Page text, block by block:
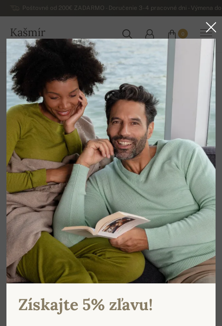
Poštovné od 200€ ZADARMO - Doručenie 3-4 pracovné dni - Výmena
Kašmír
SLOVENSKO
0
Domov Luxusné pánske kašmírové svetre Pánsky kašmír Duvet
Lilian
100% Kašmír Duvet | Počet vrstiev: 2
Tabuľka veľkostí
M L XL 2XL 3XL
Skladom
DOSTUPNÉ FARBY
Detail produktu
Získajte 5% zľavu!